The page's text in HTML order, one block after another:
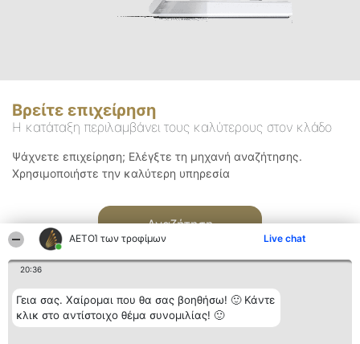
ΑΕΤΟΊ των τροφίμων Live chat
20:36
Γεια σας. Χαίρομαι που θα σας βοηθήσω! 🙂 Κάντε
κλικ στο αντίστοιχο θέμα συνομιλίας! 🙂
Βρείτε επιχείρηση
Η κατάταξη περιλαμβάνει τους καλύτερους στον κλάδο
Ψάχνετε επιχείρηση; Ελέγξτε τη μηχανή αναζήτησης.
Χρησιμοποιήστε την καλύτερη υπηρεσία
Αναζήτηση